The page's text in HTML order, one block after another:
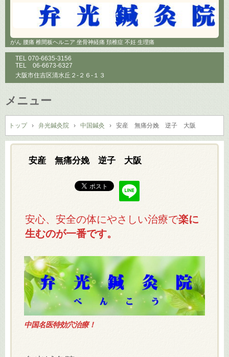
がん 腰痛 椎間板ヘルニア 坐骨神経痛 頚椎症 不妊 生理痛
TEL 070-6635-3156
TEL 06-6673-6327
大阪市住吉区清水丘２-２６-１３
メニュー
コ
ン
テ
ン
トップ › 弁光鍼灸院 › 中国鍼灸 › 安産 無痛分娩 逆子 大阪
安産 無痛分娩 逆子 大阪
安心、安全の体にやさしい治療で楽に
生むのが一番です。
中国名医特効穴治療！